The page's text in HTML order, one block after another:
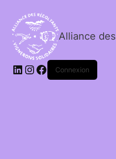
Alliance
Connexion